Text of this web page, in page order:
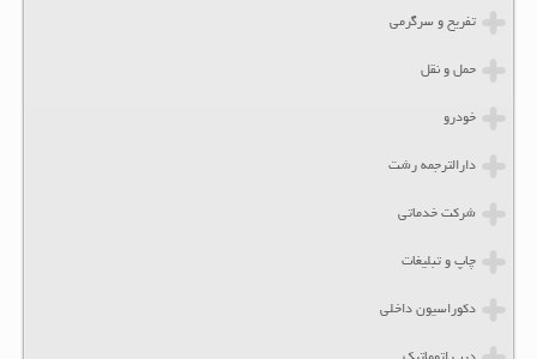
تفریح و سرگرمی
حمل و نقل
خودرو
دارالترجمه رشت
شرکت خدماتی
چاپ و تبلیغات
دکوراسیون داخلی